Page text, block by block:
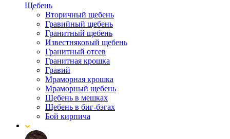
Щебень
Вторичный щебень
Гравийный щебень
Гранитный щебень
Известняковый щебень
Гранитный отсев
Гранитная крошка
Гравий
Мраморная крошка
Мраморный щебень
Щебень в мешках
Щебень в биг-бэгах
Бой кирпича